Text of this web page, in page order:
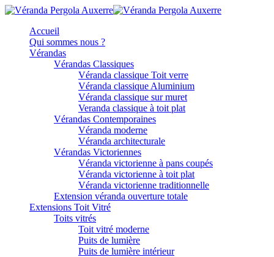
Accueil
Qui sommes nous ?
Vérandas
Vérandas Classiques
Véranda classique Toit verre
Véranda classique Aluminium
Véranda classique sur muret
Veranda classique à toit plat
Vérandas Contemporaines
Véranda moderne
Véranda architecturale
Vérandas Victoriennes
Véranda victorienne à pans coupés
Véranda victorienne à toit plat
Véranda victorienne traditionnelle
Extension véranda ouverture totale
Extensions Toit Vitré
Toits vitrés
Toit vitré moderne
Puits de lumière
Puits de lumière intérieur